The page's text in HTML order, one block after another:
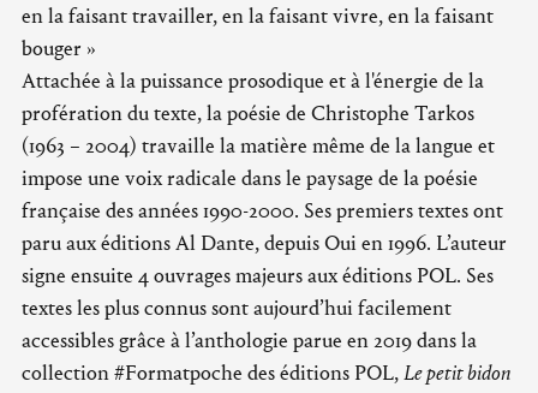
en la faisant travailler, en la faisant vivre, en la faisant
bouger »
Attachée à la puissance prosodique et à l'énergie de la
profération du texte, la poésie de Christophe Tarkos
(1963 – 2004) travaille la matière même de la langue et
impose une voix radicale dans le paysage de la poésie
française des années 1990-2000. Ses premiers textes ont
paru aux éditions Al Dante, depuis Oui en 1996. L’auteur
signe ensuite 4 ouvrages majeurs aux éditions POL. Ses
textes les plus connus sont aujourd’hui facilement
accessibles grâce à l’anthologie parue en 2019 dans la
collection #Formatpoche des éditions POL,Le petit bidon